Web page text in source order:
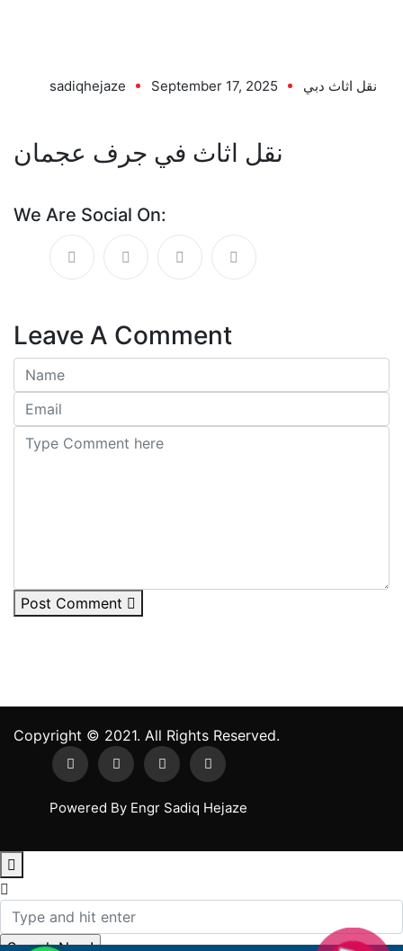
17 Sep
sadiqhejaze September 17, 2025 نقل اثاث دبي
نقل اثاث في جرف عجمان
We Are Social On:
Leave A Comment
Post Comment
Copyright © 2021. All Rights Reserved.
Powered By Engr Sadiq Hejaze